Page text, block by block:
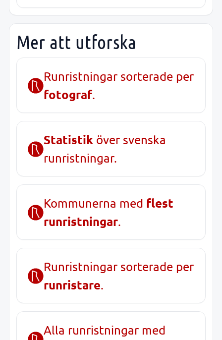
Mer att utforska
Runristningar sorterade per
fotograf.
Statistik över svenska
runristningar.
Kommunerna med flest
runristningar.
Runristningar sorterade per
runristare.
Alla runristningar med